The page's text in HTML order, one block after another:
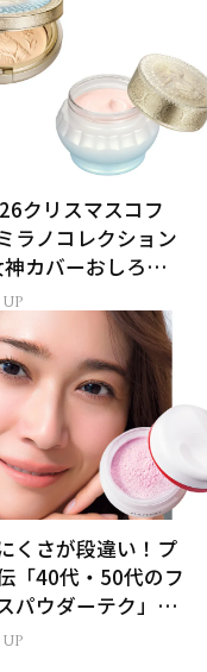
クリスマスコフ
ラノコレクション
神カバーおしろ
役に！
くさが段違い！プ
「40代・50代のフ
パウダーテク」お
び方・塗り方Q&A